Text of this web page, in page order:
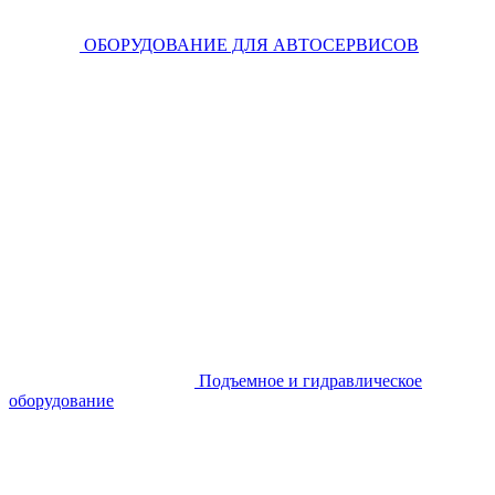
ОБОРУДОВАНИЕ ДЛЯ АВТОСЕРВИСОВ
Подъемное и гидравлическое
оборудование